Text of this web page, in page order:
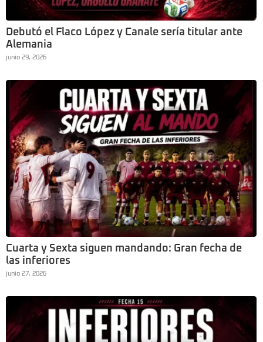
Debutó el Flaco López y Canale sería titular ante
Alemania
junio 29, 2026
Cuarta y Sexta siguen mandando: Gran fecha de
las inferiores
junio 27, 2026